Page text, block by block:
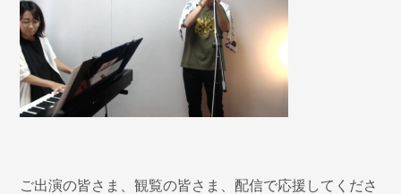
ご出演の皆さま、観覧の皆さま、配信で応援してくださ